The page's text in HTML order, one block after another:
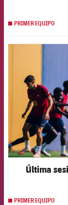
PRIMER EQUIPO
Última
PRIMER EQUIPO